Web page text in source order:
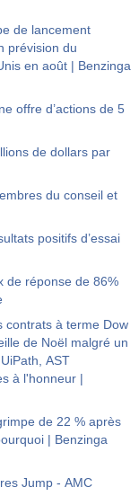
de lancement
prévision du
en août | Benzinga
offre d’actions de 5
de dollars par
du conseil et
positifs d’essai
de réponse de 86%
contrats à terme Dow
de Noël malgré un
AST
à l'honneur |
de 22 % après
| Benzinga
Jump - AMC